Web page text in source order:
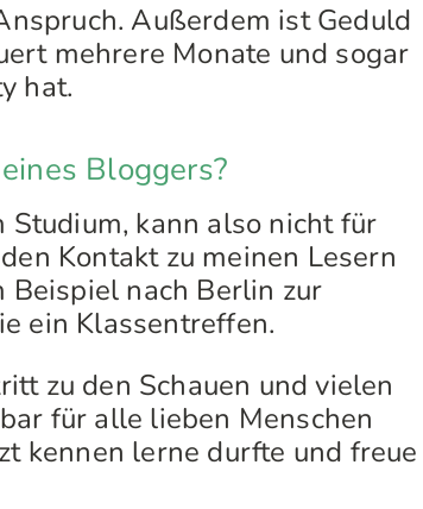
Außerdem ist Geduld
mehrere Monate und sogar
hat.
Bloggers?
kann also nicht für
Kontakt zu meinen Lesern
Beispiel nach Berlin zur
ein Klassentreffen.
zu den Schauen und vielen
für alle lieben Menschen
kennen lerne durfte und freue